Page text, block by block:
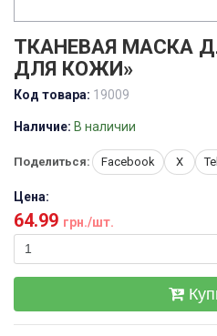
ТКАНЕВАЯ МАСКА
ДЛЯ КОЖИ»
Код товара: 19009
Наличие: В наличии
Поделиться: Facebook X
Цена:
64.99 грн./шт.